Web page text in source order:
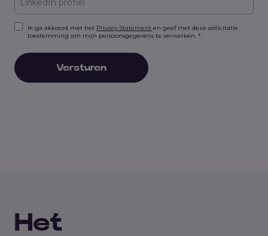
Ik ga akkoord met het Privacy Statement en geef met deze sollicitatie
toestemming om mijn persoonsgegevens te verwerken. *
Versturen
Het